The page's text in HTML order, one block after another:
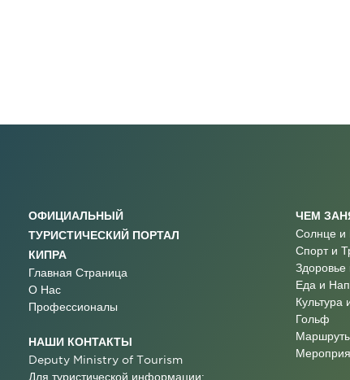
ОФИЦИАЛЬНЫЙ
ТУРИСТИЧЕСКИЙ ПОРТАЛ
КИПРА
Главная Страница
О Нас
Профессионалы
НАШИ КОНТАКТЫ
Deputy Ministry of Tourism
Для туристической информации:
ЧЕМ
Солнце и
Спорт и
Здоровье
Еда и
Культура
Гольф